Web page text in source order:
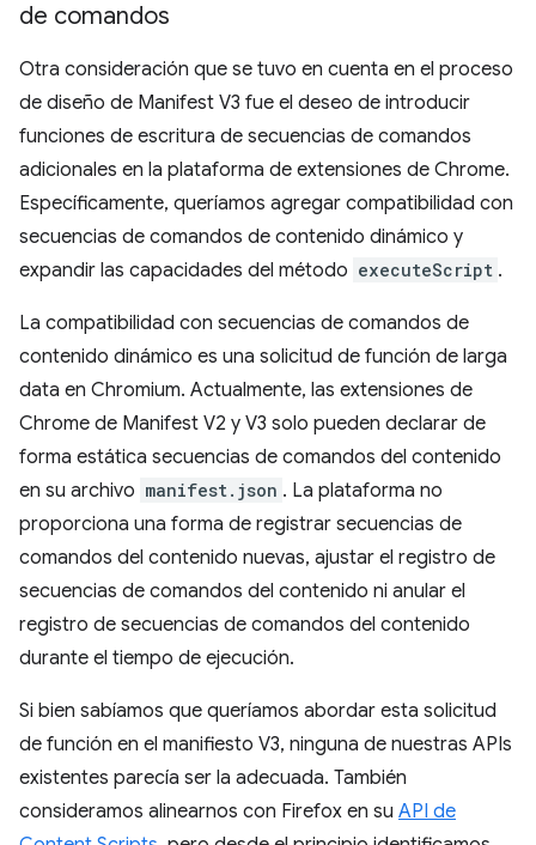
de comandos
Otra consideración que se tuvo en cuenta en el proceso
de diseño de Manifest V3 fue el deseo de introducir
funciones de escritura de secuencias de comandos
adicionales en la plataforma de extensiones de Chrome.
Específicamente, queríamos agregar compatibilidad con
secuencias de comandos de contenido dinámico y
expandir las capacidades del método executeScript .
La compatibilidad con secuencias de comandos de
contenido dinámico es una solicitud de función de larga
data en Chromium. Actualmente, las extensiones de
Chrome de Manifest V2 y V3 solo pueden declarar de
forma estática secuencias de comandos del contenido
en su archivo manifest.json . La plataforma no
proporciona una forma de registrar secuencias de
comandos del contenido nuevas, ajustar el registro de
secuencias de comandos del contenido ni anular el
registro de secuencias de comandos del contenido
durante el tiempo de ejecución.
Si bien sabíamos que queríamos abordar esta solicitud
de función en el manifiesto V3, ninguna de nuestras APIs
existentes parecía ser la adecuada. También
consideramos alinearnos con Firefox en su API de